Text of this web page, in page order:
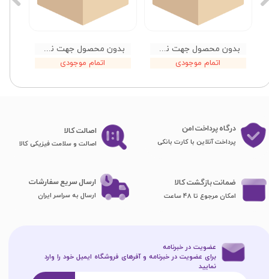
بدون محصول جهت نمایش
اتمام موجودی
بدون محصول جهت نمایش
اتمام موجودی
درگاه پرداخت امن
پرداخت آنلاین با کارت بانکی
اصا​​​​​​​لت کالا
اصالت و سلامت فیزیکی کالا
ضمانت بازگشت کالا
امکان مرجوع تا 48 ساعت
ارسال سریع سفارشات
ارسال به سراسر ایران
عضویت در خبرنامه
برای عضویت در خبرنامه و آفرهای فروشگاه ایمیل خود را وارد
نمایید​​​​​​​